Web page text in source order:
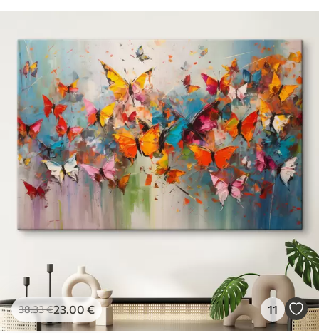
38.33€23.00 € 11